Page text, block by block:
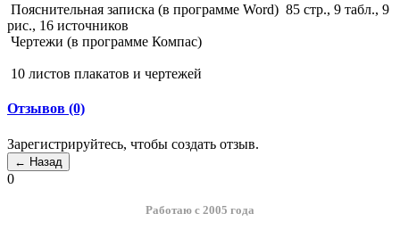
Пояснительная записка (в программе Word) 85 стр., 9 табл., 9
рис., 16 источников
Чертежи (в программе Компас)
10 листов плакатов и чертежей
Отзывов (0)
Зарегистрируйтесь, чтобы создать отзыв.
0
Работаю с 2005 года